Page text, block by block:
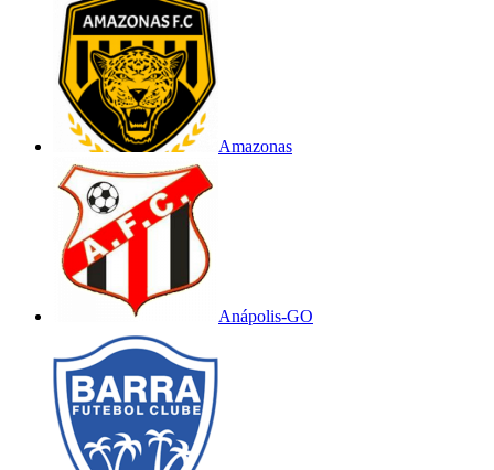
Amazonas
Anápolis-GO